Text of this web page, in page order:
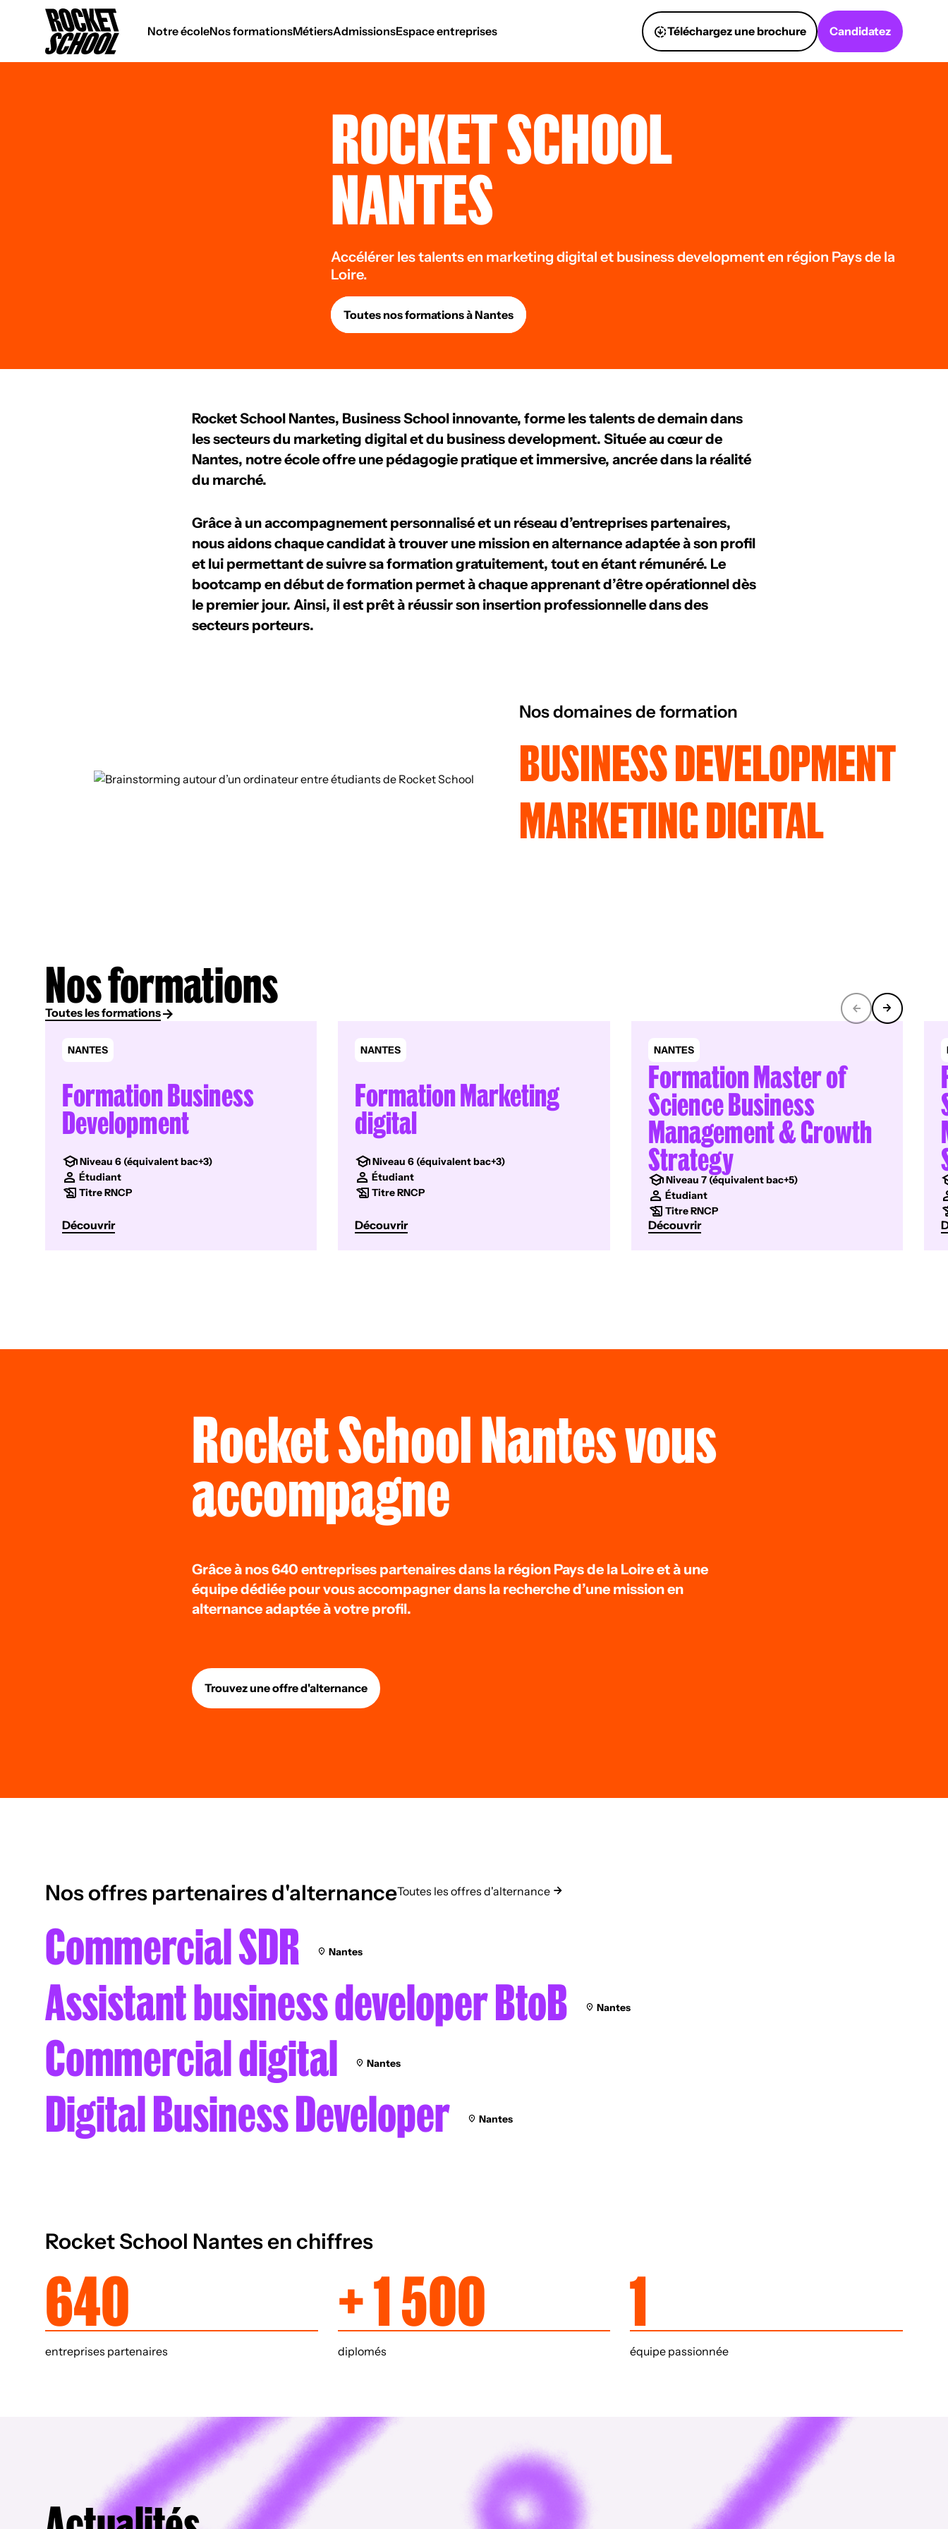
Notre écoleNos formationsMétiersAdmissionsEspace entreprises Téléchargez une brochure Candidatez
ROCKET SCHOOL
NANTES
Accélérer les talents en marketing digital et business development en région Pays de la
Loire.
Toutes nos formations à Nantes
Rocket School Nantes, Business School innovante, forme les talents de demain dans
les secteurs du marketing digital et du business development. Située au cœur de
Nantes, notre école offre une pédagogie pratique et immersive, ancrée dans la réalité
du marché.
Grâce à un accompagnement personnalisé et un réseau d’entreprises partenaires,
nous aidons chaque candidat à trouver une mission en alternance adaptée à son profil
et lui permettant de suivre sa formation gratuitement, tout en étant rémunéré. Le
bootcamp en début de formation permet à chaque apprenant d’être opérationnel dès
le premier jour. Ainsi, il est prêt à réussir son insertion professionnelle dans des
secteurs porteurs.
Nos domaines de formation
BUSINESS DEVELOPMENT
MARKETING DIGITAL
Nos formations
Toutes les formations
NANTES
Formation Business
Development
Niveau 6 (équivalent bac+3)
Étudiant
Titre RNCP
Découvrir
NANTES
Formation Marketing
digital
Niveau 6 (équivalent bac+3)
Étudiant
Titre RNCP
Découvrir
NANTES
Formation Master of
Science Business
Management & Growth
Strategy
Niveau 7 (équivalent bac+5)
Étudiant
Titre RNCP
Découvrir
Rocket School Nantes vous
accompagne
Grâce à nos 640 entreprises partenaires dans la région Pays de la Loire et à une
équipe dédiée pour vous accompagner dans la recherche d’une mission en
alternance adaptée à votre profil.
Trouvez une offre d'alternance
Nos offres partenaires d'alternanceToutes les offres d'alternance
Commercial SDR Nantes
Assistant business developer BtoB Nantes
Commercial digital Nantes
Digital Business Developer Nantes
Rocket School Nantes en chiffres
640
entreprises partenaires
+ 1 500
diplomés
1
équipe passionnée
Panneau de gestion des cookies